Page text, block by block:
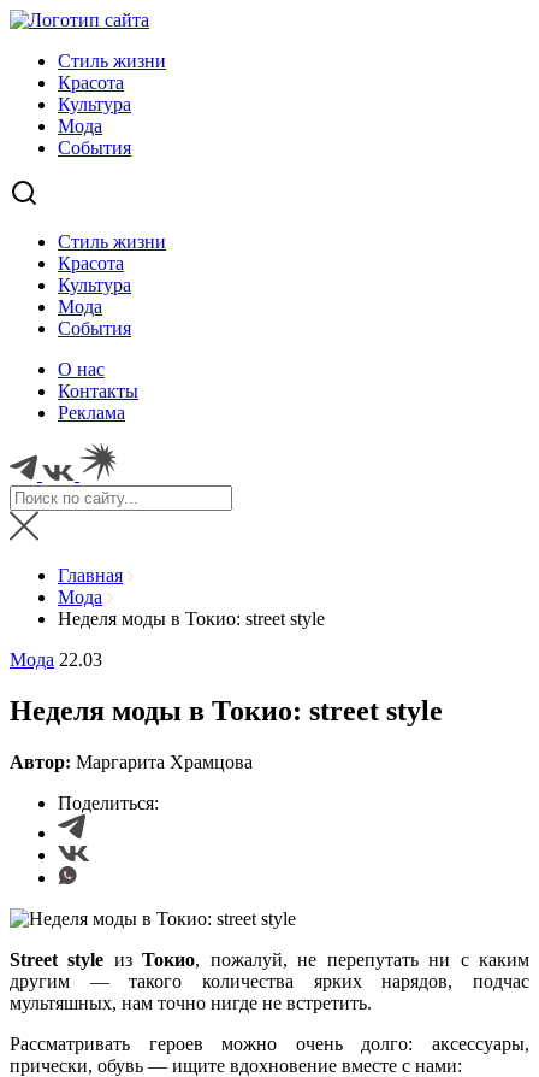
Стиль жизни
Красота
Культура
Мода
События
Стиль жизни
Красота
Культура
Мода
События
О нас
Контакты
Реклама
Главная
Мода
Неделя моды в Токио: street style
Мода 22.03
Неделя моды в Токио: street style
Автор: Маргарита Храмцова
Поделиться:
Street style изТокио, пожалуй, не перепутать ни с каким
другим — такого количества ярких нарядов, подчас
мультяшных, нам точно нигде не встретить.
Рассматривать героев можно очень долго: аксессуары,
прически, обувь — ищите вдохновение вместе с нами: